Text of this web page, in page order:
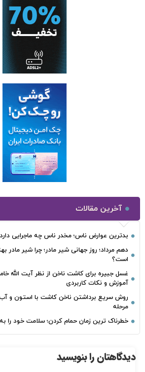
آخرین مقالات
بدترین عوارض ناس؛ مخدر ناس چه ماجرایی دارد
دهم مرداد؛ روز جهانی شیر مادر؛ چرا شیر مادر
است؟
غسل جبیره برای کاشت ناخن از نظر آیت الله
آموزش و نکات کاربردی
روش سریع برداشتن ناخن کاشت با استون و آب
مرحله
خطرناک‌ ترین زمان‌ حمام کردن؛ سلامت خود را به
دیدگاهتان را بنویسید